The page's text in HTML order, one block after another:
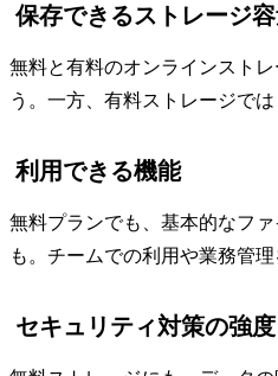
保存できるストレージ
無料と有料のオンラインスト
う。一方、有料ストレージで
利用できる機能
無料プランでも、基本的なフ
も。チームでの利用や業務管
セキュリティ対策の強度